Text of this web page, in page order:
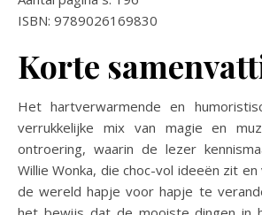
ISBN: 9789026169830
Korte
Het hartverwarmende en
verrukkelijke mix van magie en
ontroering, waarin de lezer
Willie Wonka, die choc-vol ideeën zit
de wereld hapje voor hapje te